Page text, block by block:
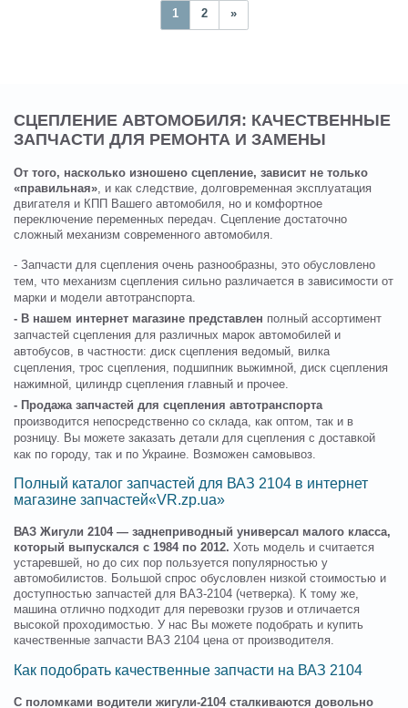
1 2 »
СЦЕПЛЕНИЕ АВТОМОБИЛЯ: КАЧЕСТВЕННЫЕ
ЗАПЧАСТИ ДЛЯ РЕМОНТА И ЗАМЕНЫ
От того, насколько изношено сцепление, зависит не только
«правильная», и как следствие, долговременная эксплуатация
двигателя и КПП Вашего автомобиля, но и комфортное
переключение переменных передач. Сцепление достаточно
сложный механизм современного автомобиля.
- Запчасти для сцепления очень разнообразны, это обусловлено
тем, что механизм сцепления сильно различается в зависимости от
марки и модели автотранспорта.
- В нашем интернет магазине представлен полный ассортимент
запчастей сцепления для различных марок автомобилей и
автобусов, в частности: диск сцепления ведомый, вилка
сцепления, трос сцепления, подшипник выжимной, диск сцепления
нажимной, цилиндр сцепления главный и прочее.
- Продажа запчастей для сцепления автотранспорта
производится непосредственно со склада, как оптом, так и в
розницу. Вы можете заказать детали для сцепления с доставкой
как по городу, так и по Украине. Возможен самовывоз.
Полный каталог запчастей для ВАЗ 2104 в интернет
магазине запчастей«VR.zp.ua»
ВАЗ Жигули 2104 — заднеприводный универсал малого класса,
который выпускался с 1984 по 2012. Хоть модель и считается
устаревшей, но до сих пор пользуется популярностью у
автомобилистов. Большой спрос обусловлен низкой стоимостью и
доступностью запчастей для ВАЗ-2104 (четверка). К тому же,
машина отлично подходит для перевозки грузов и отличается
высокой проходимостью. У нас Вы можете подобрать и купить
качественные запчасти ВАЗ 2104 цена от производителя.
Как подобрать качественные запчасти на ВАЗ 2104
С поломками водители жигули-2104 сталкиваются довольно